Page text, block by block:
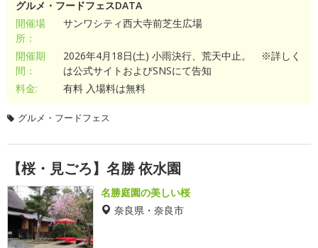
グルメ・フードフェスDATA
開催場
所：
サンワシティ西大寺前芝生広場
開催期
間：
2026年4月18日(土) 小雨決行、荒天中止。 ※詳しく
は公式サイトおよびSNSにて告知
料金:
有料 入場料は無料
グルメ・フードフェス
【桜・見ごろ】名勝 依水園
名勝庭園の美しい桜
奈良県・奈良市